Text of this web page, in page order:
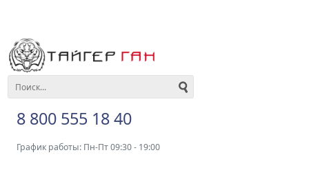
8 800 555 18 40
График работы: Пн-Пт 09:30 - 19:00